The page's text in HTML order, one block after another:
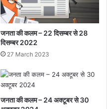
जनता की कलम – 22 दिसम्बर से 28
दिसम्बर 2022
27 March 2023
जनता की कलम – 24 अक्टूबर से 30